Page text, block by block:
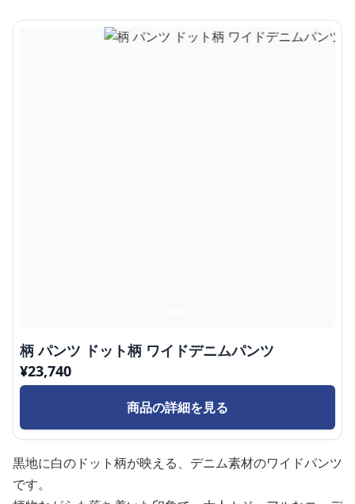
柄 パンツ ドット柄 ワイドデニムパンツ
¥23,740
商品の詳細を見る
黒地に白のドット柄が映える、デニム素材のワイドパンツ
です。